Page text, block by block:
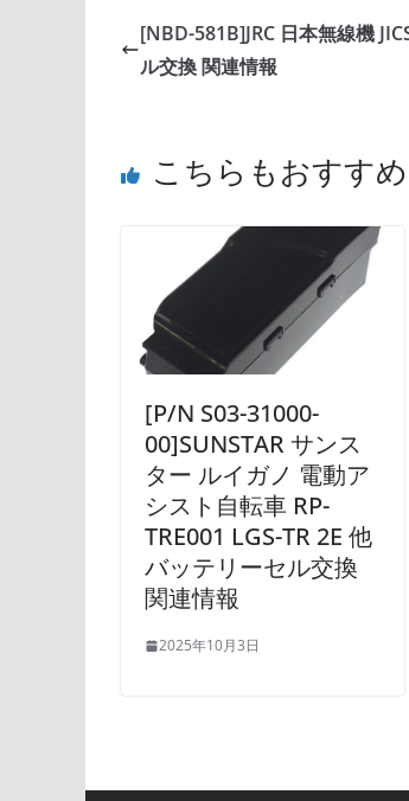
[NBD-581B]JRC 日本無線機
ル交換 関連情報
こちらもおすすめ
[P/N S03-31000-
00]SUNSTAR サンス
ター ルイガノ 電動ア
シスト自転車 RP-
TRE001 LGS-TR 2E 他
バッテリーセル交換
関連情報
2025年10月3日